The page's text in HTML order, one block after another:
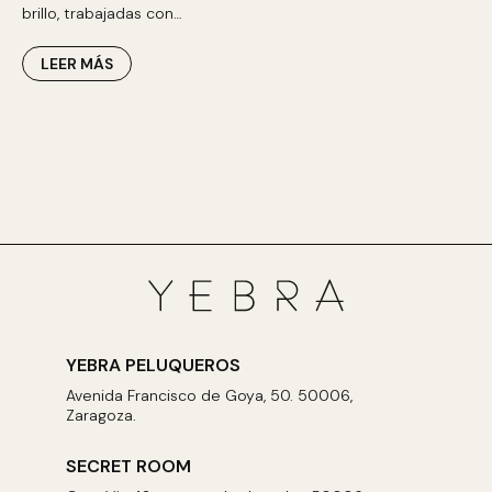
brillo, trabajadas con…
LEER MÁS
YEBRA PELUQUEROS
Avenida Francisco de Goya, 50. 50006,
Zaragoza.
SECRET ROOM